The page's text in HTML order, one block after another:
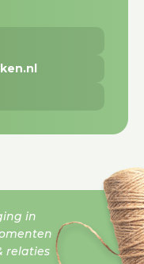
in
relaties